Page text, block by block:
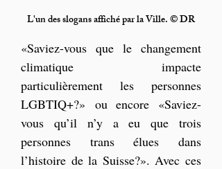
L'un des slogans affiché par la Ville. © DR
«Saviez-vous que le changement
climatique impacte
particulièrement les personnes
LGBTIQ+?» ou encore «Saviez-
vous qu’il n’y a eu que trois
personnes trans élues dans
l’histoire de la Suisse?». Avec ces